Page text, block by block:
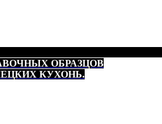
ОБРАЗЦОВ
КУХОНЬ.